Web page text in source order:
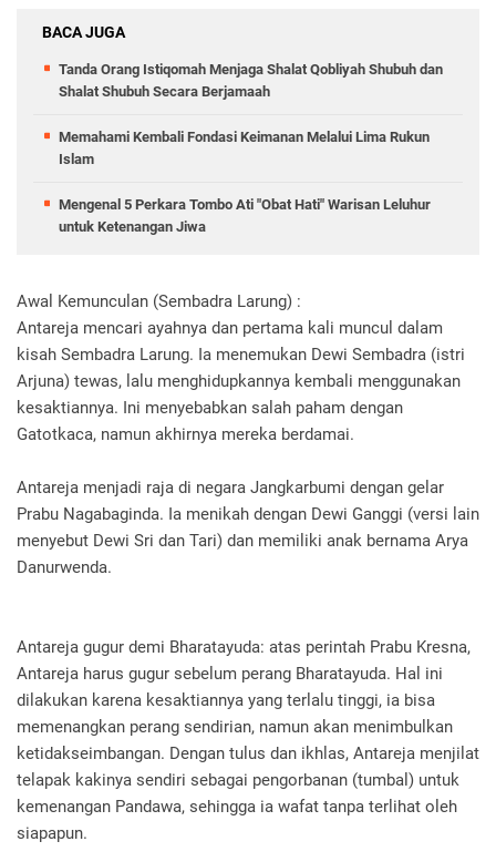
BACA JUGA
Tanda Orang Istiqomah Menjaga Shalat Qobliyah Shubuh dan
Shalat Shubuh Secara Berjamaah
Memahami Kembali Fondasi Keimanan Melalui Lima Rukun
Islam
Mengenal 5 Perkara Tombo Ati "Obat Hati" Warisan Leluhur
untuk Ketenangan Jiwa
Awal Kemunculan (Sembadra Larung) :
Antareja mencari ayahnya dan pertama kali muncul dalam
kisah Sembadra Larung. Ia menemukan Dewi Sembadra (istri
Arjuna) tewas, lalu menghidupkannya kembali menggunakan
kesaktiannya. Ini menyebabkan salah paham dengan
Gatotkaca, namun akhirnya mereka berdamai.
Antareja menjadi raja di negara Jangkarbumi dengan gelar
Prabu Nagabaginda. Ia menikah dengan Dewi Ganggi (versi lain
menyebut Dewi Sri dan Tari) dan memiliki anak bernama Arya
Danurwenda.
Antareja gugur demi Bharatayuda: atas perintah Prabu Kresna,
Antareja harus gugur sebelum perang Bharatayuda. Hal ini
dilakukan karena kesaktiannya yang terlalu tinggi, ia bisa
memenangkan perang sendirian, namun akan menimbulkan
ketidakseimbangan. Dengan tulus dan ikhlas, Antareja menjilat
telapak kakinya sendiri sebagai pengorbanan (tumbal) untuk
kemenangan Pandawa, sehingga ia wafat tanpa terlihat oleh
siapapun.